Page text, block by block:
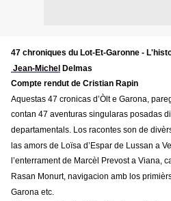
47 chroniques du Lot-Et-Garonne -
Jean-Michel Delmas
Compte rendut de Cristian Rapin
Aquestas 47 cronicas d’Òlt e Garona,
contan 47 aventuras singularas posadas
departamentals. Los racontes son de
las amors de Loïsa d’Espar de Lussan a
l’enterrament de Marcèl Prevost a Viana,
Rasan Monurt, navigacion amb los
Garona etc.